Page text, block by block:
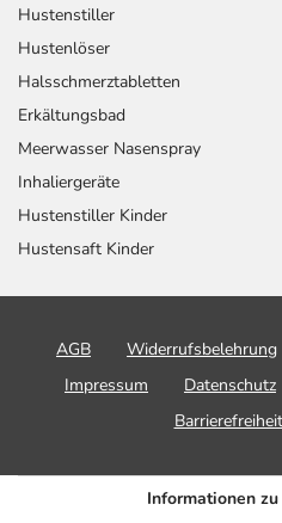
Hustenstiller
Hustenlöser
Halsschmerztabletten
Erkältungsbad
Meerwasser Nasenspray
Inhaliergeräte
Hustenstiller Kinder
Hustensaft Kinder
AGB Widerrufsbelehrung
Impressum
Datenschutz
Informationen